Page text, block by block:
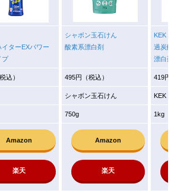
イターEXパワー
プ
シャボン玉石けん
酸素系漂白剤
KEK
過炭
漂白
込） 495円（税込） 419円
シャボン玉石けん KEK
750g 1kg
Amazon
楽天
Amazon
楽天